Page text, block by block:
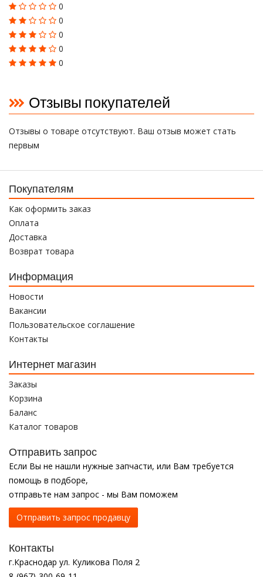
0
0
0
0
0
Отзывы покупателей
Отзывы о товаре отсутствуют. Ваш отзыв может стать
первым
Покупателям
Как оформить заказ
Оплата
Доставка
Возврат товара
Информация
Новости
Вакансии
Пользовательское соглашение
Контакты
Интернет магазин
Заказы
Корзина
Баланс
Каталог товаров
Отправить запрос
Если Вы не нашли нужные запчасти, или Вам требуется
помощь в подборе,
отправьте нам запрос - мы Вам поможем
Отправить запрос продавцу
Контакты
г.Краснодар ул. Куликова Поля 2